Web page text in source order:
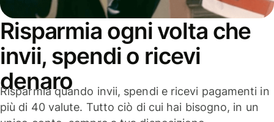
Risparmia ogni volta che
invii, spendi o ricevi
denaro
Risparmia quando invii, spendi e ricevi pagamenti in
più di 40 valute. Tutto ciò di cui hai bisogno, in un